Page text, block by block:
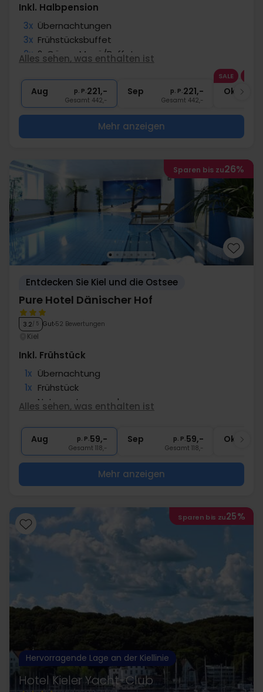
Inkl. Halbpension
3x Übernachtungen
3x Frühstücksbuffet
2x 2-Gänge Menü/Buffet
∞ 10% Rabatt für Neumünster Outlet
Alles sehen, was enthalten ist
Aug p. P.221,-
Gesamt 442,-
Sep p. P.221,-
Gesamt 442,-
SALE
Okt
Mehr anzeigen
Sparen bis zu26%
Entdecken Sie Kiel und die Ostsee
Pure Hotel Dänischer Hof
3.2/ 5 Gut 52 Bewertungen
Kiel
Inkl. Frühstück
1x Übernachtung
1x Frühstück
∞ Nutzung Innenpool
∞ Gratis Parken
Alles sehen, was enthalten ist
Aug p. P.59,-
Gesamt 118,-
Sep p. P.59,-
Gesamt 118,-
Okt
Mehr anzeigen
Sparen bis zu25%
Hervorragende Lage an der Kiellinie
Hotel Kieler Yacht-Club